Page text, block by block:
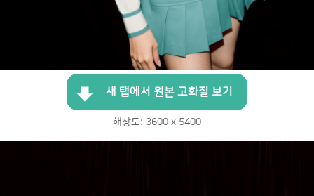
새 탭에서 원본 고화질 보기
해상도: 3600 x 5400